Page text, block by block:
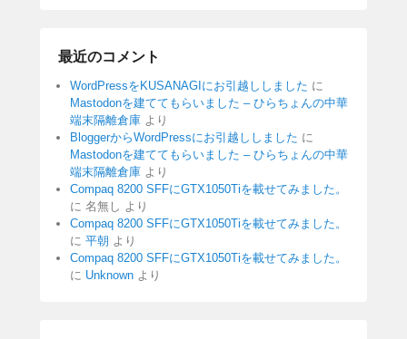
最近のコメント
WordPressをKUSANAGIにお引越ししました に
Mastodonを建ててもらいました – ひらちょんの中華
端末隔離倉庫 より
BloggerからWordPressにお引越ししました に
Mastodonを建ててもらいました – ひらちょんの中華
端末隔離倉庫 より
Compaq 8200 SFFにGTX1050Tiを載せてみました。
に 名無し より
Compaq 8200 SFFにGTX1050Tiを載せてみました。
に 平朝 より
Compaq 8200 SFFにGTX1050Tiを載せてみました。
に Unknown より